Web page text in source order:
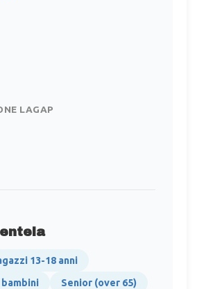
LAGAP
13-18 anni
Senior (over 65)